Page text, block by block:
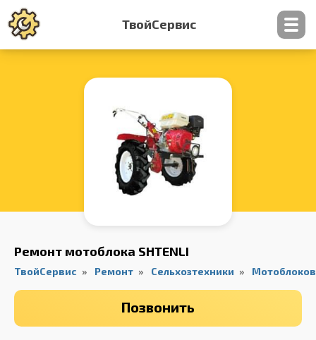
ТвойСервис
Контакты
Ремонт мотоблока SHTENLI
ТвойСервис Ремонт Сельхозтехники Мотоблоков
Позвонить